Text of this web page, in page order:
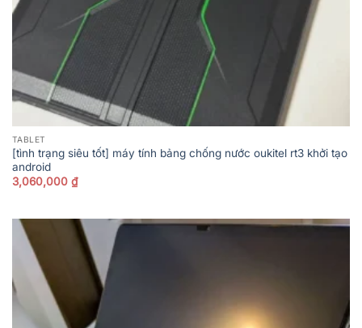
TABLET
[tình trạng siêu tốt] máy tính bảng chống nước oukitel rt3 khởi tạo
android
3,060,000 ₫